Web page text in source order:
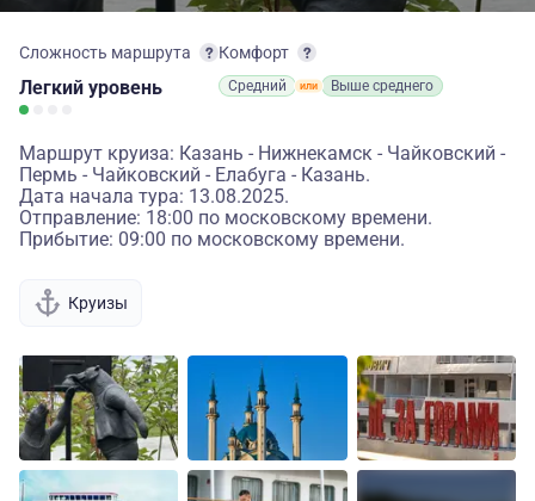
Сложность маршрута
Легкий уровень
Комфорт
Средний Выше среднего
Маршрут круиза: Казань - Нижнекамск - Чайковский -
Пермь - Чайковский - Елабуга - Казань.
Дата начала тура: 13.08.2025.
Отправление: 18:00 по московскому времени.
Прибытие: 09:00 по московскому времени.
Круизы